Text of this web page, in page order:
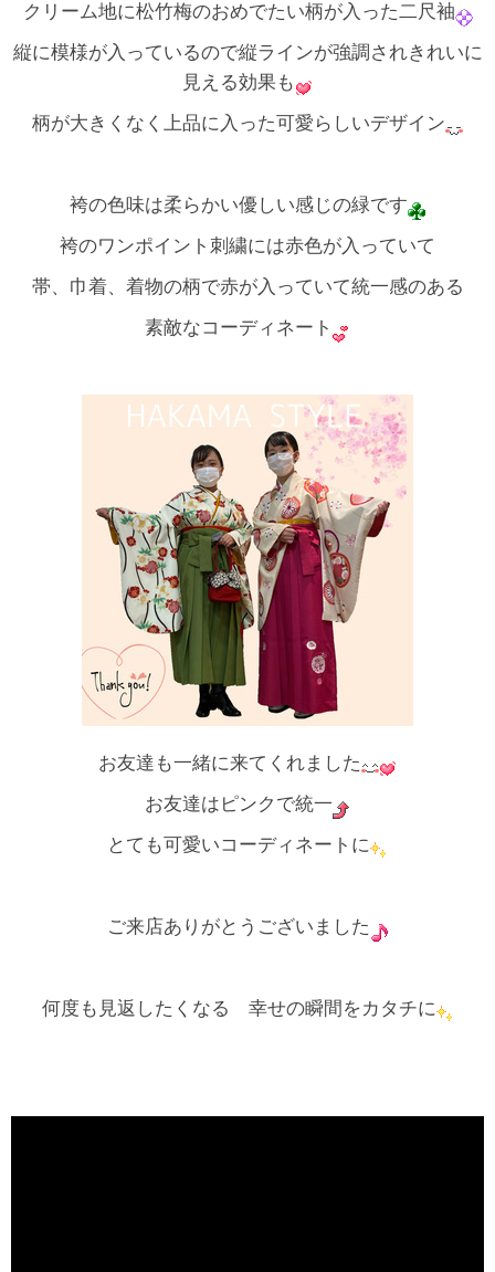
クリーム地に松竹梅のおめでたい柄が入った二尺袖
縦に模様が入っているので縦ラインが強調されきれいに
見える効果も
柄が大きくなく上品に入った可愛らしいデザイン
袴の色味は柔らかい優しい感じの緑です
袴のワンポイント刺繍には赤色が入っていて
帯、巾着、着物の柄で赤が入っていて統一感のある
素敵なコーディネート
お友達も一緒に来てくれました
お友達はピンクで統一
とても可愛いコーディネートに
ご来店ありがとうございました
何度も見返したくなる 幸せの瞬間をカタチに